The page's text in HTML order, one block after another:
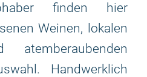
finden hier
Weinen, lokalen
atemberaubenden
Handwerklich